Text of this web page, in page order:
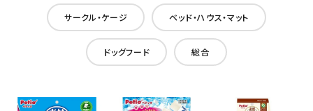
サークル・ケージ ベッド・ハウス・マット
ドッグフード 総合